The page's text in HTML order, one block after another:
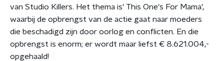
van Studio Killers. Het thema is' This One's For Mama',
waarbij de opbrengst van de actie gaat naar moeders
die beschadigd zijn door oorlog en conflicten. En die
opbrengst is enorm; er wordt maar liefst € 8.621.004,-
opgehaald!